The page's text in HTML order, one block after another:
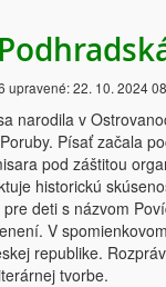
upravené:22. 10. 2024
narodila v
Písať začala
pod záštitou
historickú
deti s názvom
V
republike.
tvorbe.